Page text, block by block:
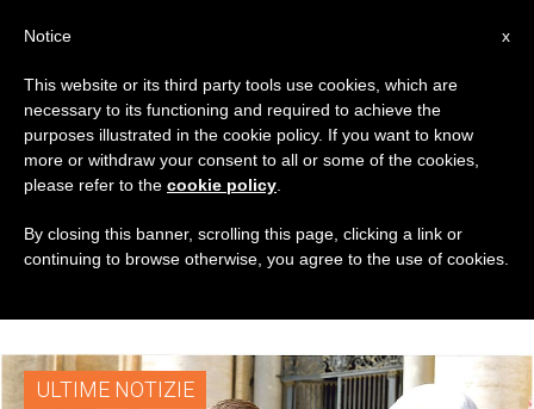
CATEGORIA
Archive For The
‘Cristiani Perseguitati’
Category
ULTIME NOTIZIE
x
Notice
This website or its third party tools use cookies, which are
necessary to its functioning and required to achieve the
purposes illustrated in the cookie policy. If you want to know
more or withdraw your consent to all or some of the cookies,
please refer to the cookie policy
By closing this banner, scrolling this page, clicking a link or
continuing to browse otherwise, you agree to the use of cookies.